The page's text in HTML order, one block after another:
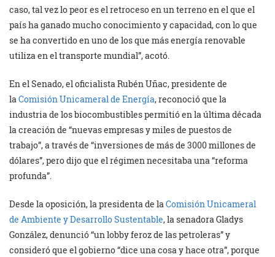
caso, tal vez lo peor es el retroceso en un terreno en el que el
país ha ganado mucho conocimiento y capacidad, con lo que
se ha convertido en uno de los que más energía renovable
utiliza en el transporte mundial”, acotó.
En el Senado, el oficialista Rubén Uñac, presidente de
laComisión Unicameral de Energía, reconoció que la
industria de los biocombustibles permitió en la última década
la creación de “nuevas empresas y miles de puestos de
trabajo”, a través de “inversiones de más de 3000 millones de
dólares”, pero dijo que el régimen necesitaba una “reforma
profunda”.
Desde la oposición, la presidenta de laComisión Unicameral
de Ambiente y Desarrollo Sustentable, la senadora Gladys
González, denunció “un lobby feroz de las petroleras” y
consideró que el gobierno “dice una cosa y hace otra”, porque